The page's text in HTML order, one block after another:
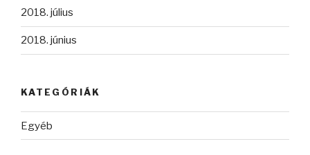
2018. július
2018. június
KATEGÓRIÁK
Egyéb